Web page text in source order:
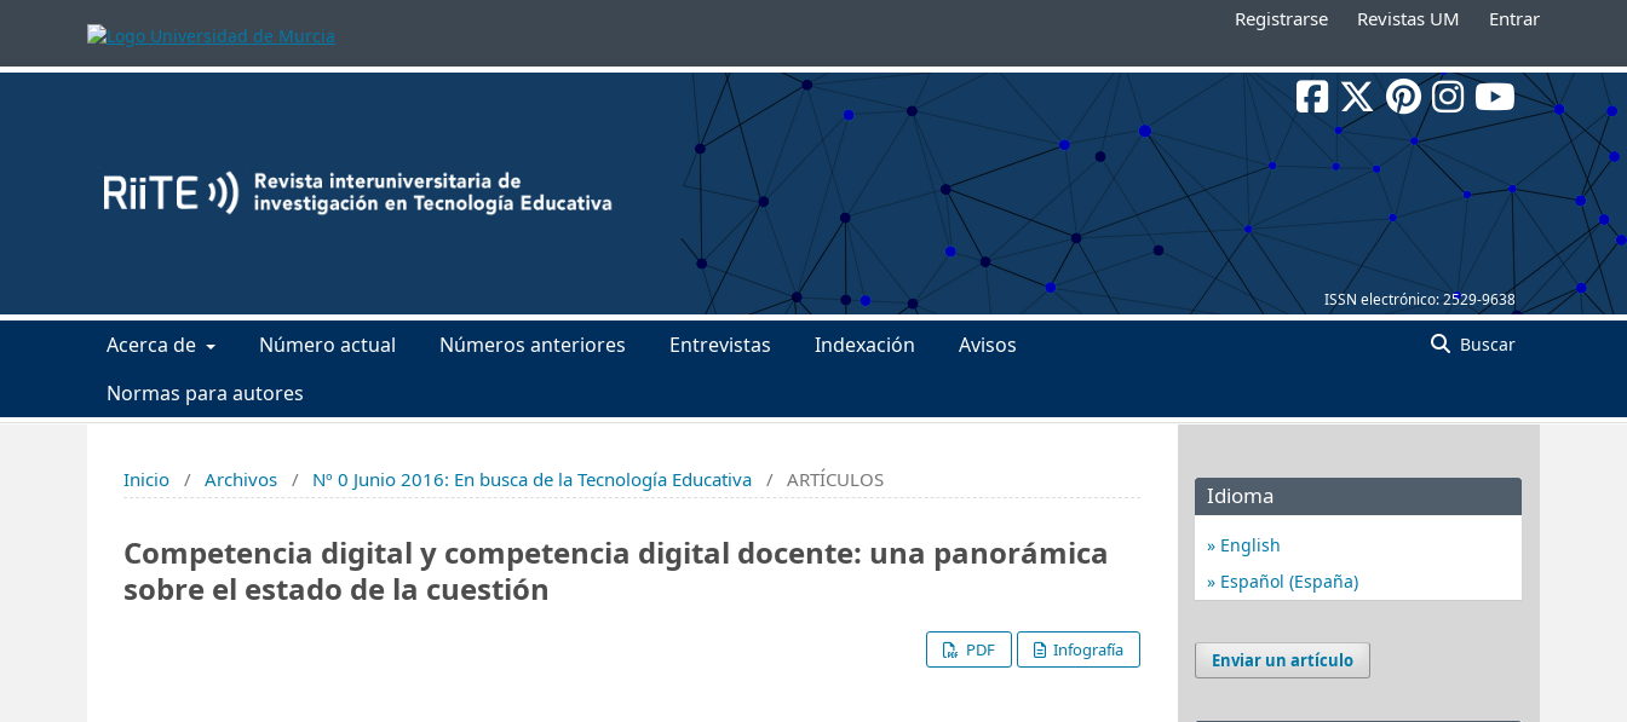
Registrarse Revistas UM Entrar
ISSN electrónico:2529-9638
Acerca de Número actual Números anteriores Entrevistas Indexación
Avisos
Normas para autores
Buscar
Inicio / Archivos / Nº 0 Junio 2016: En busca de la Tecnología Educativa / ARTÍCULOS
Competencia digital y competencia digital docente: una panorámica
sobre el estado de la cuestión
PDF Infografía
Idioma
English
Español (España)
Enviar un artículo